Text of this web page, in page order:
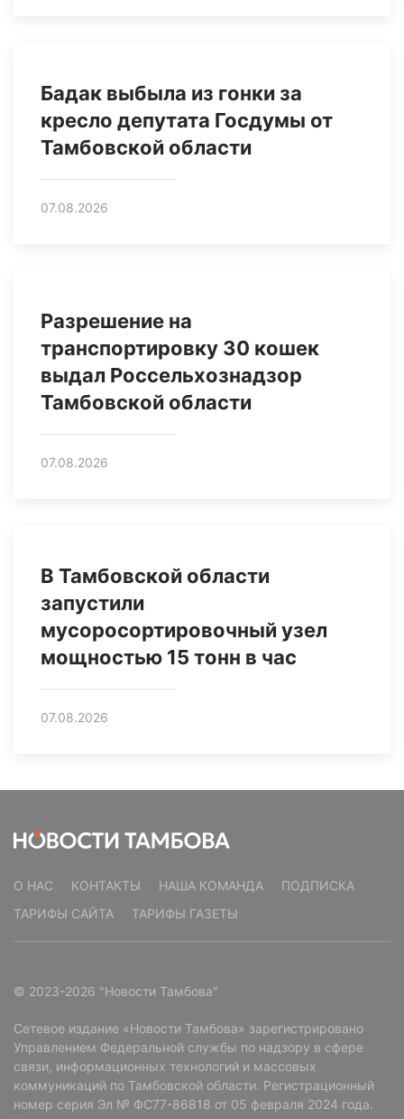
Бадак выбыла из гонки за
кресло депутата Госдумы от
Тамбовской области
07.08.2026
Разрешение на
транспортировку 30 кошек
выдал Россельхознадзор
Тамбовской области
07.08.2026
В Тамбовской области
запустили
мусоросортировочный узел
мощностью 15 тонн в час
07.08.2026
О НАС КОНТАКТЫ НАША КОМАНДА
ПОДПИСКА
ТАРИФЫ САЙТА
ТАРИФЫ ГАЗЕТЫ
© 2023-2026 "Новости Тамбова"
Сетевое издание «Новости Тамбова» зарегистрировано
Управлением Федеральной службы по надзору в сфере
связи, информационных технологий и массовых
коммуникаций по Тамбовской области. Регистрационный
номер серия Эл № ФС77-86818 от 05 февраля 2024 года.